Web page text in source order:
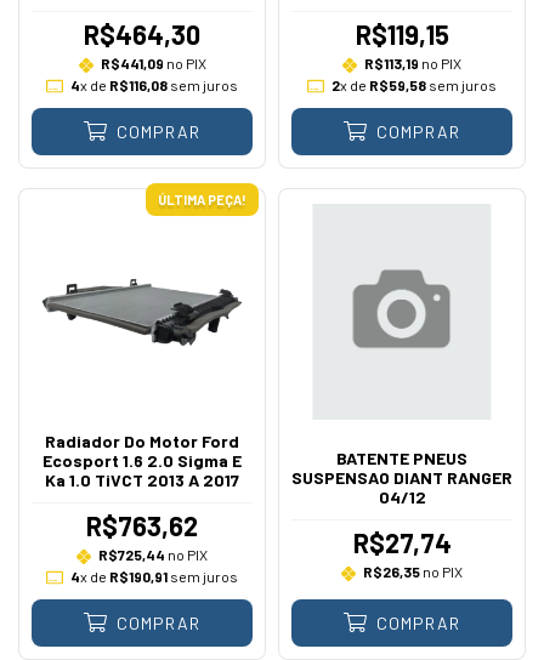
R$464,30
R$441,09 no PIX
4x de R$116,08sem juros
COMPRAR
R$119,15
R$113,19 no PIX
2x de R$59,58sem juros
COMPRAR
ÚLTIMA PEÇA!
Radiador Do Motor Ford
Ecosport 1.6 2.0 Sigma E
Ka 1.0 TiVCT 2013 A 2017
R$763,62
R$725,44 no PIX
4x de R$190,91sem juros
COMPRAR
BATENTE PNEUS
SUSPENSAO DIANT RANGER
04/12
R$27,74
R$26,35 no PIX
COMPRAR